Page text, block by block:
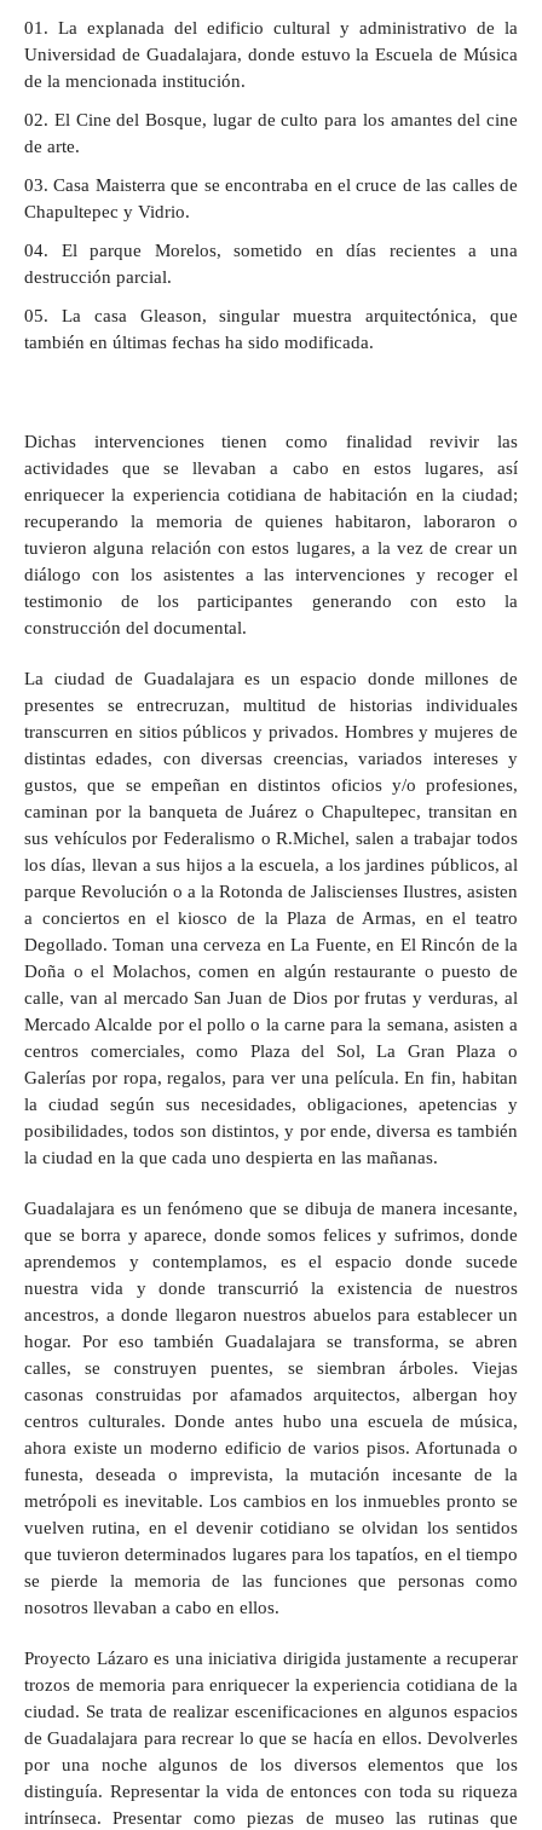
La explanada del edificio cultural y administrativo de la
Universidad de Guadalajara, donde estuvo la Escuela de Música
de la mencionada institución.
El Cine del Bosque, lugar de culto para los amantes del cine
de arte.
Casa Maisterra que se encontraba en el cruce de las calles de
Chapultepec y Vidrio.
El parque Morelos, sometido en días recientes a una
destrucción parcial.
La casa Gleason, singular muestra arquitectónica, que
también en últimas fechas ha sido modificada.
Dichas intervenciones tienen como finalidad revivir las
actividades que se llevaban a cabo en estos lugares, así
enriquecer la experiencia cotidiana de habitación en la ciudad;
recuperando la memoria de quienes habitaron, laboraron o
tuvieron alguna relación con estos lugares, a la vez de crear un
diálogo con los asistentes a las intervenciones y recoger el
testimonio de los participantes generando con esto la
construcción del documental.
La ciudad de Guadalajara es un espacio donde millones de
presentes se entrecruzan, multitud de historias individuales
transcurren en sitios públicos y privados. Hombres y mujeres de
distintas edades, con diversas creencias, variados intereses y
gustos, que se empeñan en distintos oficios y/o profesiones,
caminan por la banqueta de Juárez o Chapultepec, transitan en
sus vehículos por Federalismo o R.Michel, salen a trabajar todos
los días, llevan a sus hijos a la escuela, a los jardines públicos, al
parque Revolución o a la Rotonda de Jaliscienses Ilustres, asisten
a conciertos en el kiosco de la Plaza de Armas, en el teatro
Degollado. Toman una cerveza en La Fuente, en El Rincón de la
Doña o el Molachos, comen en algún restaurante o puesto de
calle, van al mercado San Juan de Dios por frutas y verduras, al
Mercado Alcalde por el pollo o la carne para la semana, asisten a
centros comerciales, como Plaza del Sol, La Gran Plaza o
Galerías por ropa, regalos, para ver una película. En fin, habitan
la ciudad según sus necesidades, obligaciones, apetencias y
posibilidades, todos son distintos, y por ende, diversa es también
la ciudad en la que cada uno despierta en las mañanas.
Guadalajara es un fenómeno que se dibuja de manera incesante,
que se borra y aparece, donde somos felices y sufrimos, donde
aprendemos y contemplamos, es el espacio donde sucede
nuestra vida y donde transcurrió la existencia de nuestros
ancestros, a donde llegaron nuestros abuelos para establecer un
hogar. Por eso también Guadalajara se transforma, se abren
calles, se construyen puentes, se siembran árboles. Viejas
casonas construidas por afamados arquitectos, albergan hoy
centros culturales. Donde antes hubo una escuela de música,
ahora existe un moderno edificio de varios pisos. Afortunada o
funesta, deseada o imprevista, la mutación incesante de la
metrópoli es inevitable. Los cambios en los inmuebles pronto se
vuelven rutina, en el devenir cotidiano se olvidan los sentidos
que tuvieron determinados lugares para los tapatíos, en el tiempo
se pierde la memoria de las funciones que personas como
nosotros llevaban a cabo en ellos.
Proyecto Lázaro es una iniciativa dirigida justamente a recuperar
trozos de memoria para enriquecer la experiencia cotidiana de la
ciudad. Se trata de realizar escenificaciones en algunos espacios
de Guadalajara para recrear lo que se hacía en ellos. Devolverles
por una noche algunos de los diversos elementos que los
distinguía. Representar la vida de entonces con toda su riqueza
intrínseca. Presentar como piezas de museo las rutinas que